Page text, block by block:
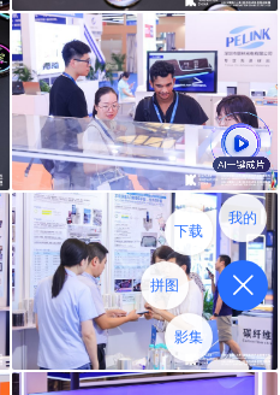
我的
下载
拼图
影集